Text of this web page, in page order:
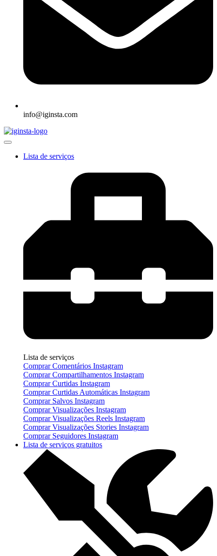
info@iginsta.com
Lista de serviços
Lista de serviços
Comprar Comentários Instagram
Comprar Compartilhamentos Instagram
Comprar Curtidas Instagram
Comprar Curtidas Automáticas Instagram
Comprar Salvos Instagram
Comprar Visualizações Instagram
Comprar Visualizações Reels Instagram
Comprar Visualizações Stories Instagram
Comprar Seguidores Instagram
Lista de serviços gratuitos